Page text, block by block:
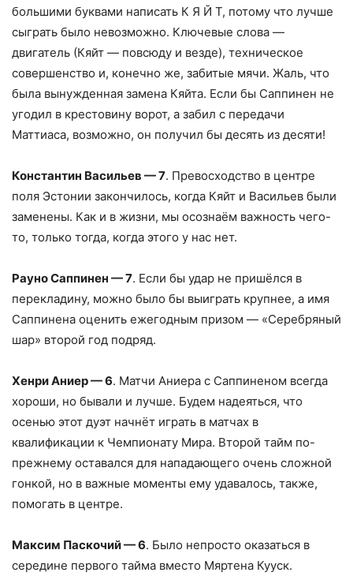
большими буквами написать К Я Й Т, потому что лучше
сыграть было невозможно. Ключевые слова —
двигатель (Кяйт — повсюду и везде), техническое
совершенство и, конечно же, забитые мячи. Жаль, что
была вынужденная замена Кяйта. Если бы Саппинен не
угодил в крестовину ворот, а забил с передачи
Маттиаса, возможно, он получил бы десять из десяти!
Константин Васильев — 7. Превосходство в центре
поля Эстонии закончилось, когда Кяйт и Васильев были
заменены. Как и в жизни, мы осознаём важность чего-
то, только тогда, когда этого у нас нет.
Рауно Саппинен — ​​7. Если бы удар не пришёлся в
перекладину, можно было бы выиграть крупнее, а имя
Саппинена оценить ежегодным призом — «Серебряный
шар» второй год подряд.
Хенри Аниер — 6. Матчи Аниера с Саппиненом всегда
хороши, но бывали и лучше. Будем надеяться, что
осенью этот дуэт начнёт играть в матчах в
квалификации к Чемпионату Мира. Второй тайм по-
прежнему оставался для нападающего очень сложной
гонкой, но в важные моменты ему удавалось, также,
помогать в центре.
Максим Паскочий — 6. Было непросто оказаться в
середине первого тайма вместо Мяртена Кууск.